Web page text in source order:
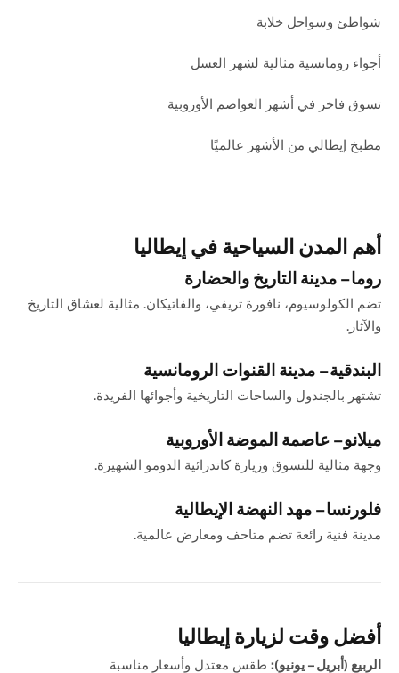
شواطئ وسواحل خلابة
أجواء رومانسية مثالية لشهر العسل
تسوق فاخر في أشهر العواصم الأوروبية
مطبخ إيطالي من الأشهر عالميًا
أهم المدن السياحية في إيطاليا
روما– مدينة التاريخ والحضارة
تضم الكولوسيوم، نافورة تريفي، والفاتيكان. مثالية لعشاق التاريخ
والآثار.
البندقية– مدينة القنوات الرومانسية
تشتهر بالجندول والساحات التاريخية وأجوائها الفريدة.
ميلانو– عاصمة الموضة الأوروبية
وجهة مثالية للتسوق وزيارة كاتدرائية الدومو الشهيرة.
فلورنسا– مهد النهضة الإيطالية
مدينة فنية رائعة تضم متاحف ومعارض عالمية.
أفضل وقت لزيارة إيطاليا
الربيع (أبريل – يونيو): طقس معتدل وأسعار مناسبة